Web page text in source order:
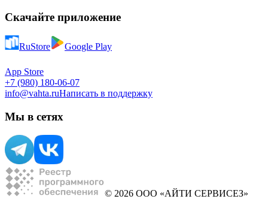
Скачайте приложение
RuStore Google Play
App Store
+7 (980) 180-06-07
info@vahta.ruНаписать в поддержку
Мы в сетях
© 2026 ООО «АЙТИ СЕРВИСЕЗ»